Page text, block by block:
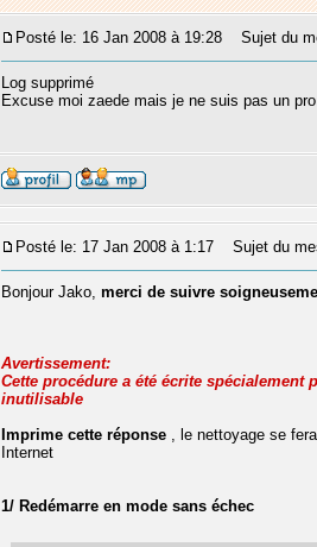
Posté le: 16 Jan 2008 à 19:28 Sujet du
Log supprimé
Excuse moi zaede mais je ne suis pas un
Posté le: 17 Jan 2008 à 1:17 Sujet du
Bonjour Jako,merci de suivre
Avertissement:
Cette procédure a été écrite
inutilisable
Imprime cette réponse , le nettoyage se
Internet
1/ Redémarre en mode sans échec